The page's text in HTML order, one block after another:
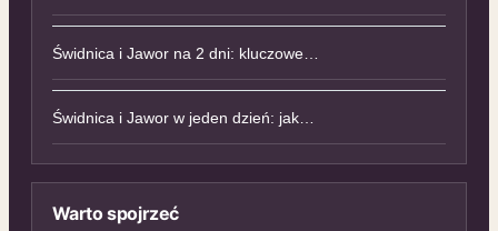
Świdnica i Jawor na 2 dni: kluczowe…
Świdnica i Jawor w jeden dzień: jak…
Warto spojrzeć